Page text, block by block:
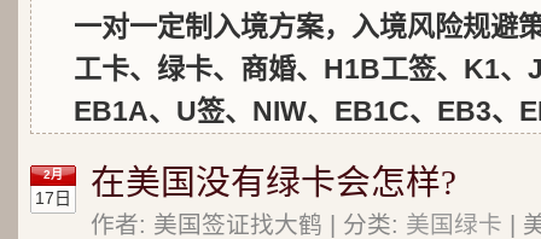
一对一定制入境方案，入境风险规避
工卡、绿卡、商婚、H1B工签、K1、
EB1A、U签、NIW、EB1C、EB3、
2月
17日 在美国没有绿卡会怎样?
作者: 美国签证找大鹤 | 分类: 美国绿卡 |